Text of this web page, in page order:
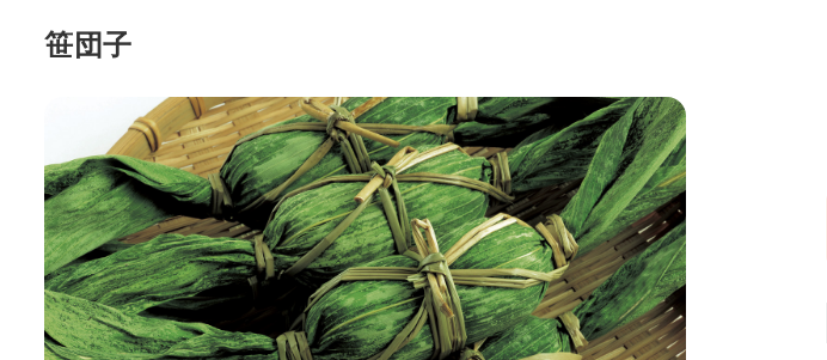
笹団子